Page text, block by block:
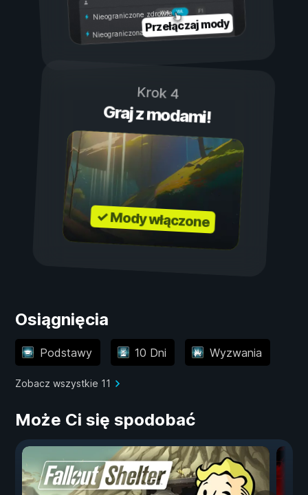
Wł.
Wył.
Nieograniczone zdrowie
Nieograniczona wytrzymałość
Przełączaj mody
Krok 4
Graj z modami!
✓ Mody włączone
Osiągnięcia
Podstawy 10 Dni Wyzwania
Zobacz wszystkie 11
Może Ci się spodobać